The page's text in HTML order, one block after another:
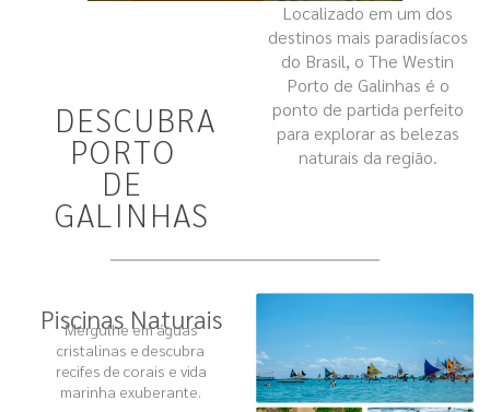
DESCUBRA
PORTO
DE
GALINHAS
Localizado em um dos
destinos mais paradisíacos
do Brasil, o The Westin
Porto de Galinhas é o
ponto de partida perfeito
para explorar as belezas
naturais da região.
Piscinas Naturais
Mergulhe em águas
cristalinas e descubra
recifes de corais e vida
marinha exuberante.